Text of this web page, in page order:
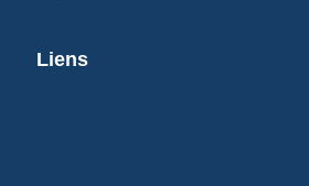
Liens